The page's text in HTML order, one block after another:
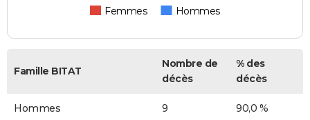
Femmes Hommes
Famille BITAT
Nombre de
décès
% des
décès
Hommes 9 90,0 %